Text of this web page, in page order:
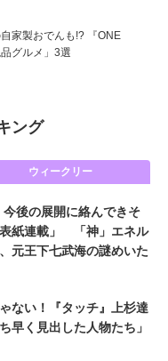
家製おでんも!? 『ONE
グルメ」3選
ング
ウィークリー
今後の展開に絡んできそ
紙連載」 「神」エネル
元王下七武海の謎めいた
ない！『タッチ』上杉達
早く見出した人物たち」